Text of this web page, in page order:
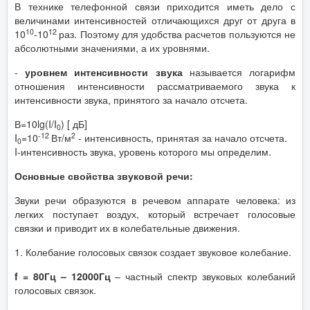
В технике телефонной связи приходится иметь дело с
величинами интенсивностей отличающихся друг от друга в
1010-1012 раз. Поэтому для удобства расчетов пользуются не
абсолютными значениями, а их уровнями.
-уровнем интенсивности звуканазывается логарифм
отношения интенсивности рассматриваемого звука к
интенсивности звука, принятого за начало отсчета.
В=10lg(I/I0) [ дБ]
I0=10-12 Вт/м2 - интенсивность, принятая за начало отсчета.
I-интенсивность звука, уровень которого мы определим.
Основные свойства звуковой речи:
Звуки речи образуются в речевом аппарате человека: из
легких поступает воздух, который встречает голосовые
связки и приводит их в колебательные движения.
1. Колебание голосовых связок создает звуковое колебание.
f = 80Гц – 12000Гц– частный спектр звуковых колебаний
голосовых связок.